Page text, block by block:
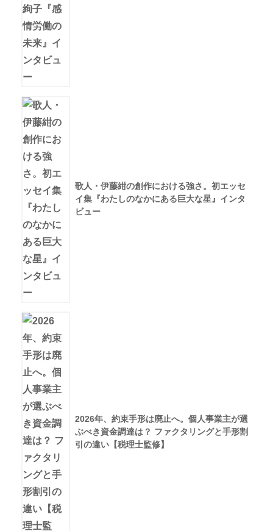
歌人・伊藤紺の創作における強さ。初エッセ
イ集『わたしのなかにある巨大な星』インタ
ビュー
2026年、約束手形は廃止へ。個人事業主が選
ぶべき資金調達は？ ファクタリングと手形割
引の違い【税理士監修】